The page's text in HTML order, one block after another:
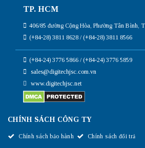
TP. HCM
406/85 đường Cộng Hòa, Phường Tân Bình,
(+84-28) 3811 8628 / (+84-28) 3811 8566
(+84-24) 3776 5866 / (+84-24) 3776 5859
sales@digitechjsc.com.vn
www.digitechjsc.net
CHÍNH SÁCH CÔNG TY
Chính sách bảo hành Chính sách đổi trả